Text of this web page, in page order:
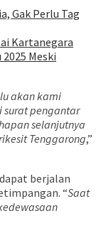
Gak Perlu Tag
Kartanegara
Meski
akan kami
surat pengantar
selanjutnya
Tenggarong,”
berjalan
“Saat